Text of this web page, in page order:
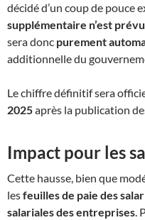
décidé d’un coup de pouce
supplémentaire n’est
sera donc purement
additionnelle du
Le chiffre définitif sera
2025après la publication
Impact pour les
Cette hausse, bien que
lesfeuilles de paie des
salariales des entreprises.